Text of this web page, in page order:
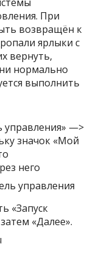
При
возвращён к
ярлыки с
вернуть,
нормально
выполнить
управления» —>
значок «Мой
него
«Запуск
«Далее».